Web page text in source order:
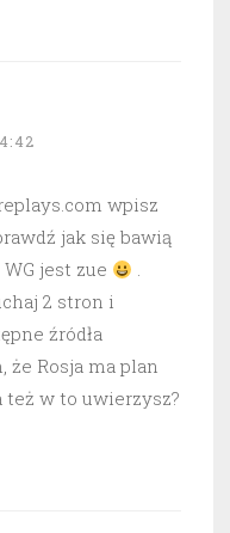
wpisz
jak się bawią
jest zue
.
2 stron i
źródła
że Rosja ma plan
w to uwierzysz?